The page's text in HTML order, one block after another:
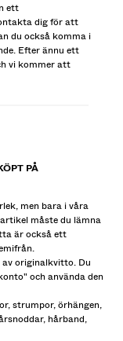
ett
dig för att
du också komma i
Efter ännu ett
vi kommer att
PÅ
men bara i våra
måste du lämna
är också ett
originalkvitto. Du
och använda den
strumpor, örhängen,
hårband,